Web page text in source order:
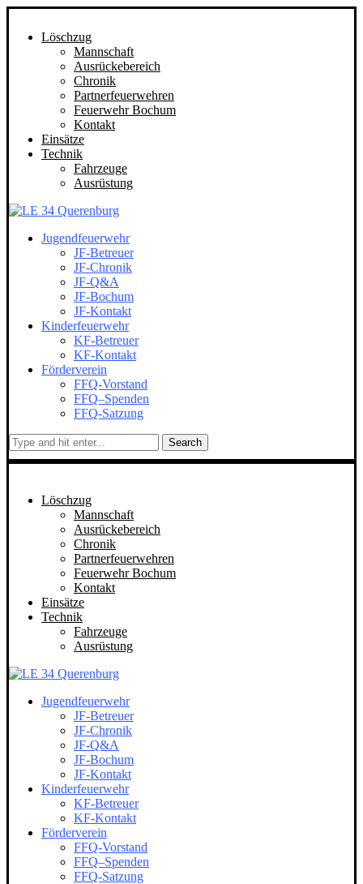
Löschzug
Mannschaft
Ausrückebereich
Chronik
Partnerfeuerwehren
Feuerwehr Bochum
Kontakt
Einsätze
Technik
Fahrzeuge
Ausrüstung
Jugendfeuerwehr
JF-Betreuer
JF-Chronik
JF-Q&A
JF-Bochum
JF-Kontakt
Kinderfeuerwehr
KF-Betreuer
KF-Kontakt
Förderverein
FFQ-Vorstand
FFQ–Spenden
FFQ-Satzung
Search
Löschzug
Mannschaft
Ausrückebereich
Chronik
Partnerfeuerwehren
Feuerwehr Bochum
Kontakt
Einsätze
Technik
Fahrzeuge
Ausrüstung
Jugendfeuerwehr
JF-Betreuer
JF-Chronik
JF-Q&A
JF-Bochum
JF-Kontakt
Kinderfeuerwehr
KF-Betreuer
KF-Kontakt
Förderverein
FFQ-Vorstand
FFQ–Spenden
FFQ-Satzung